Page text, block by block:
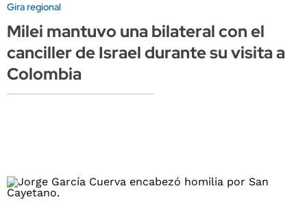
Gira regional
Milei mantuvo una bilateral con el
canciller de Israel durante su visita a
Colombia